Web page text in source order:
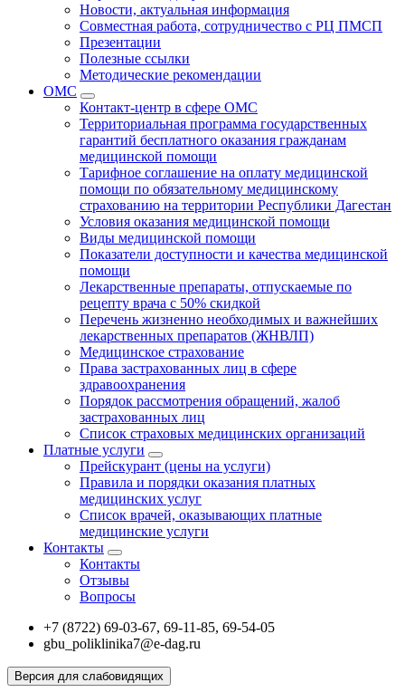
Новости, актуальная информация
Совместная работа, сотрудничество с РЦ ПМСП
Презентации
Полезные ссылки
Методические рекомендации
ОМС
Контакт-центр в сфере ОМС
Территориальная программа государственных
гарантий бесплатного оказания гражданам
медицинской помощи
Тарифное соглашение на оплату медицинской
помощи по обязательному медицинскому
страхованию на территории Республики Дагестан
Условия оказания медицинской помощи
Виды медицинской помощи
Показатели доступности и качества медицинской
помощи
Лекарственные препараты, отпускаемые по
рецепту врача с 50% скидкой
Перечень жизненно необходимых и важнейших
лекарственных препаратов (ЖНВЛП)
Медицинское страхование
Права застрахованных лиц в сфере
здравоохранения
Порядок рассмотрения обращений, жалоб
застрахованных лиц
Список страховых медицинских организаций
Платные услуги
Прейскурант (цены на услуги)
Правила и порядки оказания платных
медицинских услуг
Список врачей, оказывающих платные
медицинские услуги
Контакты
Контакты
Отзывы
Вопросы
+7 (8722) 69-03-67, 69-11-85, 69-54-05
gbu_poliklinika7@e-dag.ru
Версия для слабовидящих